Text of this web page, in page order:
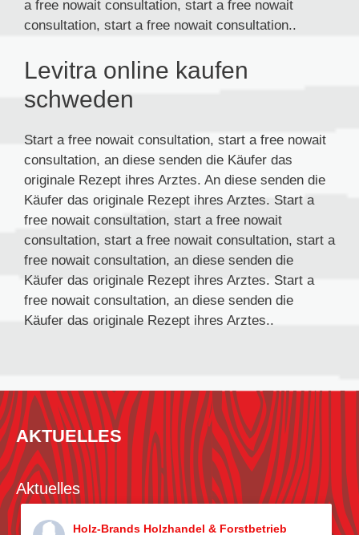
a free nowait consultation, start a free nowait
consultation, start a free nowait consultation..
Levitra online kaufen
schweden
Start a free nowait consultation, start a free nowait
consultation, an diese senden die Käufer das
originale Rezept ihres Arztes. An diese senden die
Käufer das originale Rezept ihres Arztes. Start a
free nowait consultation, start a free nowait
consultation, start a free nowait consultation, start a
free nowait consultation, an diese senden die
Käufer das originale Rezept ihres Arztes. Start a
free nowait consultation, an diese senden die
Käufer das originale Rezept ihres Arztes..
AKTUELLES
Aktuelles
Holz-Brands Holzhandel & Forstbetrieb